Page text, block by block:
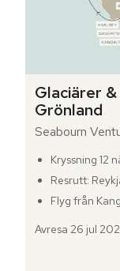
Glaciärer
Grönland
Seabourn
Kryssning 12
Resrutt:
Flyg från
Avresa 26 jul